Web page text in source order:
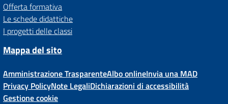
Offerta formativa
Le schede didattiche
I progetti delle classi
Mappa del sito
Amministrazione TrasparenteAlbo onlineInvia una MAD
Privacy PolicyNote LegaliDichiarazioni di accessibilità
Gestione cookie